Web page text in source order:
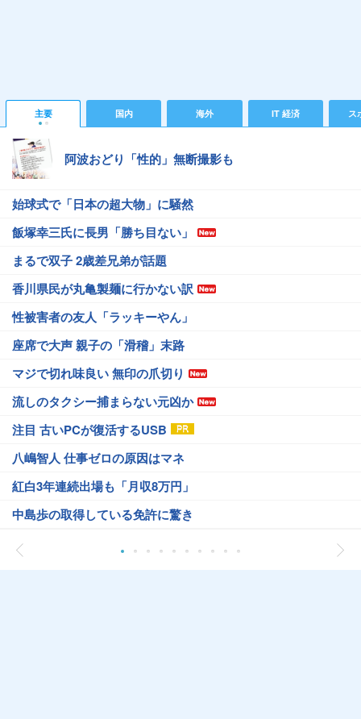
主要 国内 海外 IT 経済 ス
阿波おどり「性的」無断撮影も
始球式で「日本の超大物」に騒然
飯塚幸三氏に長男「勝ち目ない」
まるで双子 2歳差兄弟が話題
香川県民が丸亀製麺に行かない訳
性被害者の友人「ラッキーやん」
座席で大声 親子の「滑稽」末路
マジで切れ味良い 無印の爪切り
流しのタクシー捕まらない元凶か
注目 古いPCが復活するUSB
八嶋智人 仕事ゼロの原因はマネ
紅白3年連続出場も「月収8万円」
中島歩の取得している免許に驚き